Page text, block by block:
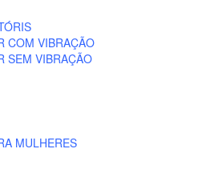
COM VIBRAÇÃO
SEM VIBRAÇÃO
MULHERES